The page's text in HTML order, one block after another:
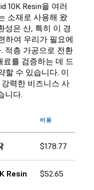
10K Resin을 여러
소재로 사용해 왔
성은 산, 특히 이 경
하여 우리가 필요에
적층 가공으로 전환
를 검증하는 데 드
할 수 있습니다. 이
력한 비즈니스 사
니다.
비용
$178.77
Resin
$52.65